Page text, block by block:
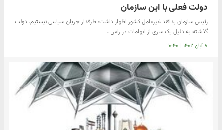
دولت فعلی با این سازمان
رئیس سازمان پدافند غیرعامل کشور اظهار داشت: طرفدار جریان سیاسی نیستیم. دولت
گذشته به دلیل یک سری از ابهامات در راس…
۸ آبان ۱۴۰۲ | ۲۰:۴۰